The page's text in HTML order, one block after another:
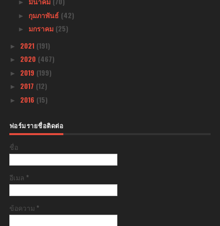
►
► กุมภาพันธ์ (42)
► มกราคม (25)
► 2021 (191)
► 2020 (467)
► 2019 (199)
► 2017 (12)
► 2016 (15)
ฟอร์มรายชื่อติดต่อ
ชื่อ
อีเมล *
ข้อความ *